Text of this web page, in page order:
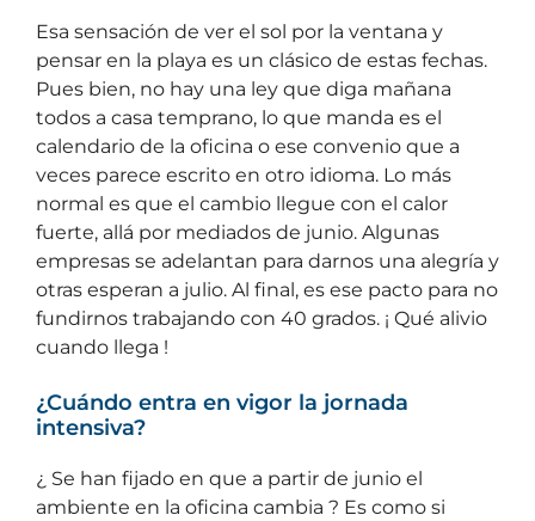
Esa sensación de ver el sol por la ventana y
pensar en la playa es un clásico de estas fechas.
Pues bien, no hay una ley que diga mañana
todos a casa temprano, lo que manda es el
calendario de la oficina o ese convenio que a
veces parece escrito en otro idioma. Lo más
normal es que el cambio llegue con el calor
fuerte, allá por mediados de junio. Algunas
empresas se adelantan para darnos una alegría y
otras esperan a julio. Al final, es ese pacto para no
fundirnos trabajando con 40 grados. ¡ Qué alivio
cuando llega !
¿Cuándo entra en vigor la jornada
intensiva?
¿ Se han fijado en que a partir de junio el
ambiente en la oficina cambia ? Es como si